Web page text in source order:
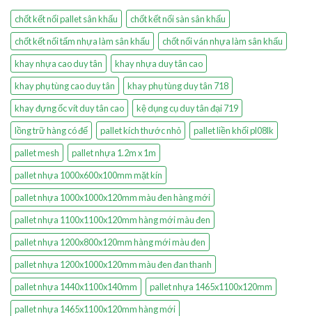
chốt kết nối pallet sân khấu
chốt kết nối sàn sân khấu
chốt kết nối tấm nhựa làm sân khấu
chốt nối ván nhựa làm sân khấu
khay nhựa cao duy tân
khay nhựa duy tân cao
khay phụ tùng cao duy tân
khay phụ tùng duy tân 718
khay đựng ốc vít duy tân cao
kệ dụng cụ duy tân đại 719
lồng trữ hàng có đế
pallet kích thước nhỏ
pallet liền khối pl08lk
pallet mesh
pallet nhựa 1.2m x 1m
pallet nhựa 1000x600x100mm mặt kín
pallet nhựa 1000x1000x120mm màu đen hàng mới
pallet nhựa 1100x1100x120mm hàng mới màu đen
pallet nhựa 1200x800x120mm hàng mới màu đen
pallet nhựa 1200x1000x120mm màu đen đan thanh
pallet nhựa 1440x1100x140mm
pallet nhựa 1465x1100x120mm
pallet nhựa 1465x1100x120mm hàng mới